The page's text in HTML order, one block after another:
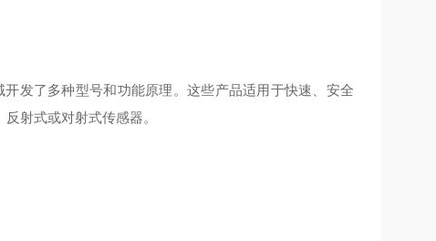
发了多种型号和功能原理。这些产品适用于快速、安全
射式或对射式传感器。